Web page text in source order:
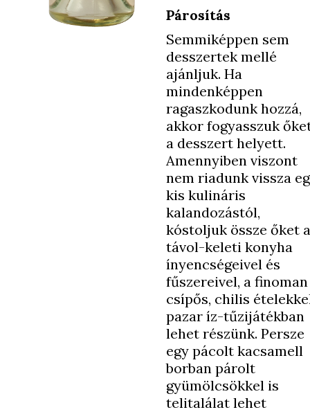
Párosítás
Semmiképpen sem
desszertek mellé
ajánljuk. Ha
mindenképpen
ragaszkodunk hozzá,
akkor fogyasszuk
a desszert helyett.
Amennyiben viszont
nem riadunk vissza
kis kulináris
kalandozástól,
kóstoljuk össze őket a
távol-keleti konyha
ínyencségeivel és
fűszereivel, a finoman
csípős, chilis
pazar íz-tűzijátékban
lehet részünk. Persze
egy pácolt kacsamell
borban párolt
gyümölcsökkel is
telitalálat lehet